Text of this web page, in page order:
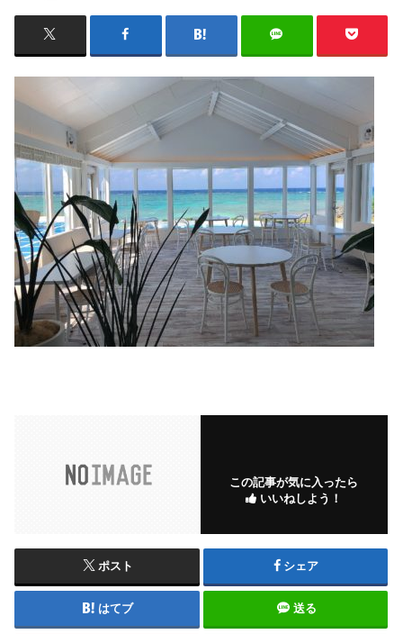
この記事が気に入ったら
いいねしよう！
ポスト シェア
はてブ 送る